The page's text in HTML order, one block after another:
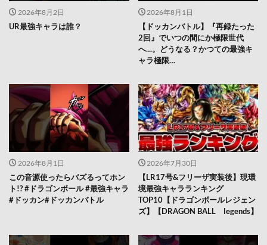
2026年8月2日
UR最強キャラは誰？
2026年8月1日
【ドッカンバトル】『再録たった
2回』でいつの間にか極限世代
へ…。どうなる？かつての最強キ
ャラ極限…
2026年8月1日
この音源使ったらバズるってホン
ト!? #ドラゴンボール #最強キャラ
#ドッカン#ドッカンバトル
2026年7月30日
【LR17号&フリーザ実装後】現環
境最強キャラランキング
TOP10【ドラゴンボールレジェン
ズ】【DRAGON BALL legends】